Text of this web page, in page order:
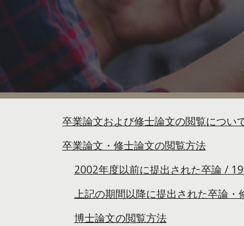
卒業論文および修士論文の閲覧につい
卒業論文・修士論文の閲覧方法
2002年度以前に提出された卒論 /
上記の期間以降に提出された卒論・
博士論文の閲覧方法